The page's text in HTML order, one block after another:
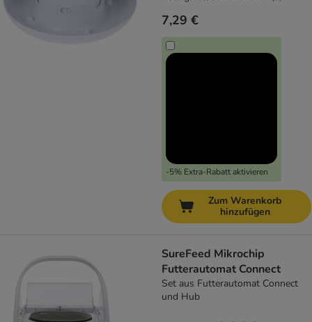
7,29 €
-5% Extra-Rabatt aktivieren
Zum Warenkorb
hinzufügen
SureFeed Mikrochip
Futterautomat Connect
Set aus Futterautomat Connect
und Hub